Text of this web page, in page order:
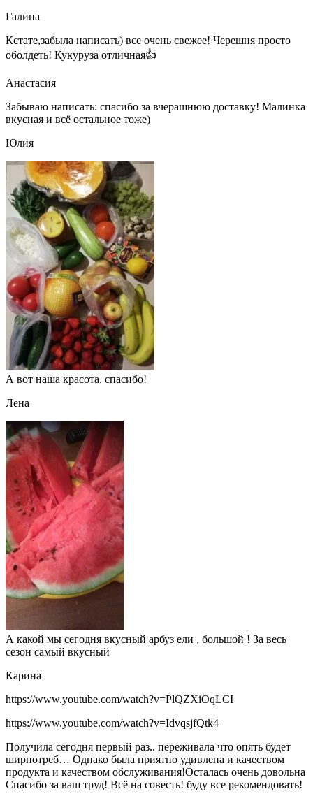
Галина
Кстате,забыла написать) все очень свежее! Черешня просто
оболдеть! Кукуруза отличная👍
Анастасия
Забываю написать: спасибо за вчерашнюю доставку! Малинка
вкусная и всё остальное тоже)
Юлия
А вот наша красота, спасибо!
Лена
А какой мы сегодня вкусный арбуз ели , большой ! За весь
сезон самый вкусный
Карина
https://www.youtube.com/watch?v=PlQZXiOqLCI
https://www.youtube.com/watch?v=IdvqsjfQtk4
Получила сегодня первый раз.. переживала что опять будет
ширпотреб… Однако была приятно удивлена и качеством
продукта и качеством обслуживания!Осталась очень довольна
Спасибо за ваш труд! Всё на совесть! буду все рекомендовать!